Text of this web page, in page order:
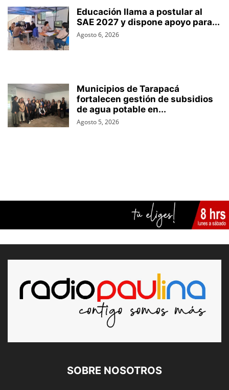
Educación llama a postular al
SAE 2027 y dispone apoyo para...
Agosto 6, 2026
Municipios de Tarapacá
fortalecen gestión de subsidios
de agua potable en...
Agosto 5, 2026
SOBRE NOSOTROS